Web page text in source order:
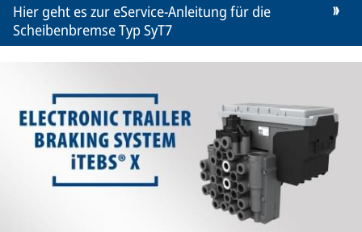
Hier geht es zur eService-Anleitung für die
Scheibenbremse Typ SyT7